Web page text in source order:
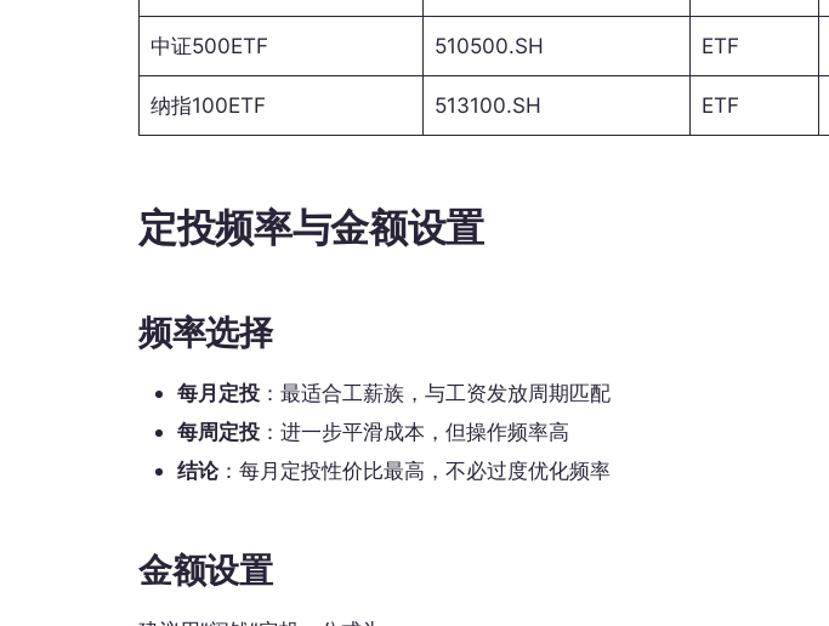
中证500ETF 510500.SH ETF
纳指100ETF 513100.SH ETF
定投频率与金额设置
频率选择
每月定投 ：最适合工薪族，与工资发放周期匹配
每周定投 ：进一步平滑成本，但操作频率高
结论：每月定投性价比最高，不必过度优化频率
金额设置